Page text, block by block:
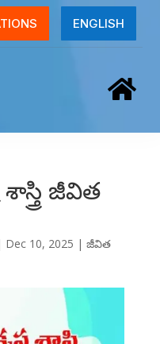
ENGLISH

జీవిత
Dec 10, 2025 | జీవిత